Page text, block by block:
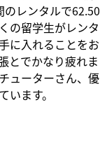
レンタルで62.50
の留学生がレンタ
に入れることをお
とでかなり疲れま
ューターさん、優
ます。